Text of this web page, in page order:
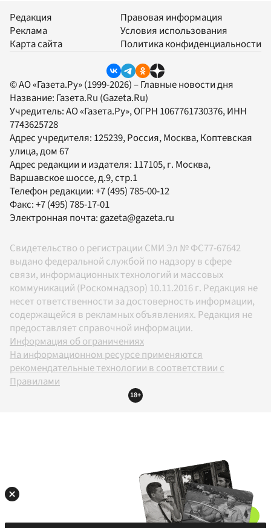
Редакция
Реклама
Карта сайта
Правовая информация
Условия использования
Политика конфиденциальности
© АО «Газета.Ру» (1999-2026) – Главные новости дня
Название: Газета.Ru (Gazeta.Ru)
Учредитель:АО «Газета.Ру», ОГРН 1067761730376, ИНН
7743625728
Адрес учредителя: 125239, Россия, Москва, Коптевская
улица, дом 67
Адрес редакции и издателя: 117105, г. Москва,
Варшавское шоссе, д.9, стр.1
Телефон редакции:+7 (495) 785-00-12
Факс:+7 (495) 785-17-01
Электронная почта: gazeta@gazeta.ru
Свидетельство о регистрации СМИ Эл № ФС77-67642
выдано федеральной службой по надзору в сфере
связи, информационных технологий и массовых
коммуникаций (Роскомнадзор) 10.11.2016 г. Редакция не
несет ответственности за достоверность информации,
содержащейся в рекламных объявлениях. Редакция не
предоставляет справочной информации.
Информация об ограничениях
На информационном ресурсе применяются
рекомендательные технологии в соответствии с
Правилами
18+